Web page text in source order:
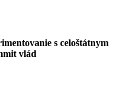
s celoštátnym
vlád